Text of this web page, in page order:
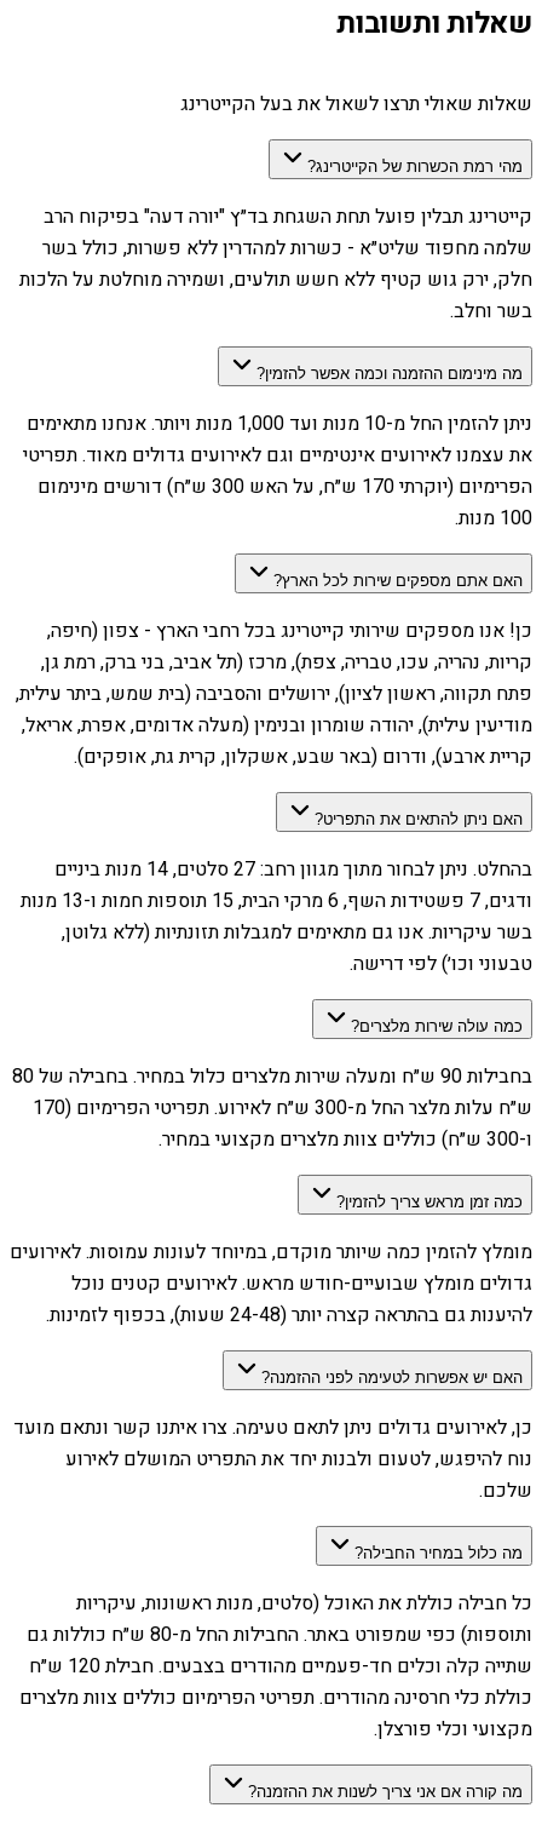
שאלות ותשובות
שאלות שאולי תרצו לשאול את בעל הקייטרינג
מהי רמת הכשרות של הקייטרינג?
קייטרינג תבלין פועל תחת השגחת בד״ץ "יורה דעה" בפיקוח הרב
שלמה מחפוד שליט״א - כשרות למהדרין ללא פשרות, כולל בשר
חלק, ירק גוש קטיף ללא חשש תולעים, ושמירה מוחלטת על הלכות
בשר וחלב.
מה מינימום ההזמנה וכמה אפשר להזמין?
ניתן להזמין החל מ-10 מנות ועד 1,000 מנות ויותר. אנחנו מתאימים
את עצמנו לאירועים אינטימיים וגם לאירועים גדולים מאוד. תפריטי
הפרימיום (יוקרתי 170 ש״ח, על האש 300 ש״ח) דורשים מינימום
100 מנות.
האם אתם מספקים שירות לכל הארץ?
כן! אנו מספקים שירותי קייטרינג בכל רחבי הארץ - צפון (חיפה,
קריות, נהריה, עכו, טבריה, צפת), מרכז (תל אביב, בני ברק, רמת גן,
פתח תקווה, ראשון לציון), ירושלים והסביבה (בית שמש, ביתר עילית,
מודיעין עילית), יהודה שומרון ובנימין (מעלה אדומים, אפרת, אריאל,
קריית ארבע), ודרום (באר שבע, אשקלון, קרית גת, אופקים).
האם ניתן להתאים את התפריט?
בהחלט. ניתן לבחור מתוך מגוון רחב: 27 סלטים, 14 מנות ביניים
ודגים, 7 פשטידות השף, 6 מרקי הבית, 15 תוספות חמות ו-13 מנות
בשר עיקריות. אנו גם מתאימים למגבלות תזונתיות (ללא גלוטן,
טבעוני וכו׳) לפי דרישה.
כמה עולה שירות מלצרים?
בחבילות 90 ש״ח ומעלה שירות מלצרים כלול במחיר. בחבילה של 80
ש״ח עלות מלצר החל מ-300 ש״ח לאירוע. תפריטי הפרימיום (170
ו-300 ש״ח) כוללים צוות מלצרים מקצועי במחיר.
כמה זמן מראש צריך להזמין?
מומלץ להזמין כמה שיותר מוקדם, במיוחד לעונות עמוסות. לאירועים
גדולים מומלץ שבועיים-חודש מראש. לאירועים קטנים נוכל
להיענות גם בהתראה קצרה יותר (24-48 שעות), בכפוף לזמינות.
האם יש אפשרות לטעימה לפני ההזמנה?
כן, לאירועים גדולים ניתן לתאם טעימה. צרו איתנו קשר ונתאם מועד
נוח להיפגש, לטעום ולבנות יחד את התפריט המושלם לאירוע
שלכם.
מה כלול במחיר החבילה?
כל חבילה כוללת את האוכל (סלטים, מנות ראשונות, עיקריות
ותוספות) כפי שמפורט באתר. החבילות החל מ-80 ש״ח כוללות גם
שתייה קלה וכלים חד-פעמיים מהודרים בצבעים. חבילת 120 ש״ח
כוללת כלי חרסינה מהודרים. תפריטי הפרימיום כוללים צוות מלצרים
מקצועי וכלי פורצלן.
מה קורה אם אני צריך לשנות את ההזמנה?